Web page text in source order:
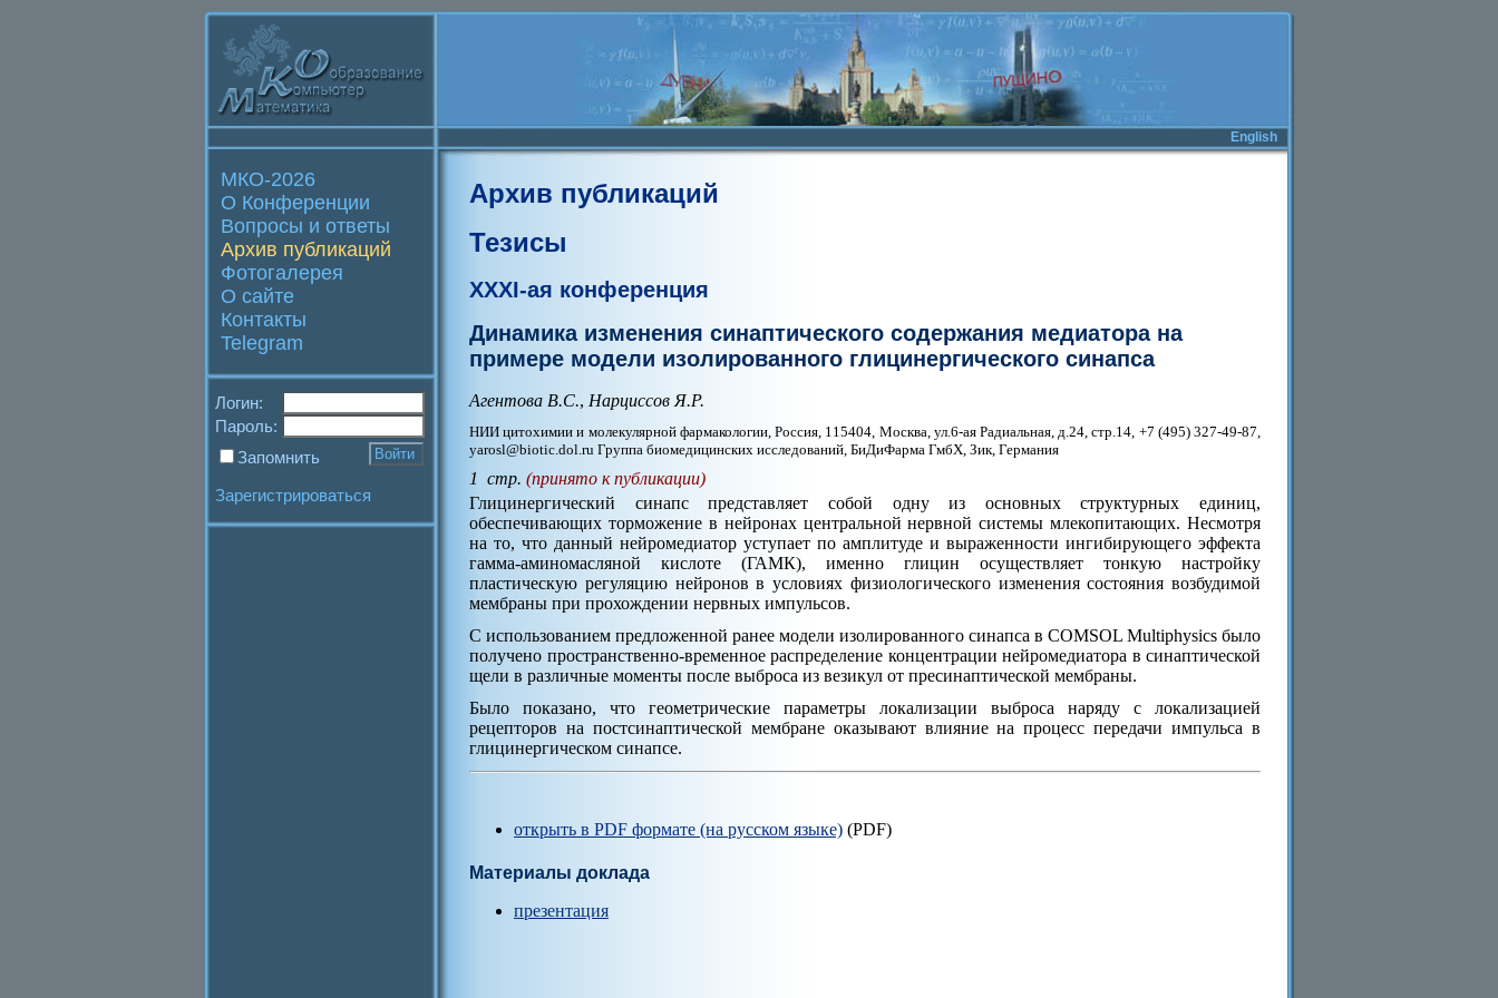
English
МКО-2026
О Конференции
Вопросы и ответы
Архив публикаций
Фотогалерея
О сайте
Контакты
Telegram
Логин:
Пароль:
Запомнить
Зарегистрироваться
Архив публикаций
Тезисы
XXXI-ая конференция
Динамика изменения синаптического содержания медиатора на
примере модели изолированного глицинергического синапса
Агентова В.С., Нарциссов Я.Р.
НИИ цитохимии и молекулярной фармакологии, Россия, 115404, Москва, ул.6-ая Радиальная, д.24, стр.14, +7 (495) 327-49-87,
yarosl@biotic.dol.ru Группа биомедицинских исследований, БиДиФарма ГмбХ, Зик, Германия
1 стр. (принято к публикации)
Глицинергический синапс представляет собой одну из основных структурных единиц,
обеспечивающих торможение в нейронах центральной нервной системы млекопитающих. Несмотря
на то, что данный нейромедиатор уступает по амплитуде и выраженности ингибирующего эффекта
гамма-аминомасляной кислоте (ГАМК), именно глицин осуществляет тонкую настройку
пластическую регуляцию нейронов в условиях физиологического изменения состояния возбудимой
мембраны при прохождении нервных импульсов.
С использованием предложенной ранее модели изолированного синапса в COMSOL Multiphysics было
получено пространственно-временное распределение концентрации нейромедиатора в синаптической
щели в различные моменты после выброса из везикул от пресинаптической мембраны.
Было показано, что геометрические параметры локализации выброса наряду с локализацией
рецепторов на постсинаптической мембране оказывают влияние на процесс передачи импульса в
глицинергическом синапсе.
открыть в PDF формате (на русском языке) (PDF)
Материалы доклада
презентация